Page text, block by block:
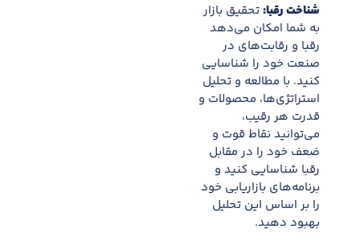
شناخت رقبا:تحقیق بازار
به شما امکان می‌دهد
رقبا و رقابت‌های در
صنعت خود را شناسایی
کنید. با مطالعه و تحلیل
استراتژی‌ها، محصولات و
قدرت هر رقیب،
می‌توانید نقاط قوت و
ضعف خود را در مقابل
رقبا شناسایی کنید و
برنامه‌های بازاریابی خود
را بر اساس این تحلیل
بهبود دهید.